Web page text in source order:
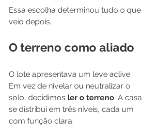
Essa escolha determinou tudo o que
veio depois.
O terreno como aliado
O lote apresentava um leve aclive.
Em vez de nivelar ou neutralizar o
solo, decidimos ler o terreno. A casa
se distribui em três níveis, cada um
com função clara: